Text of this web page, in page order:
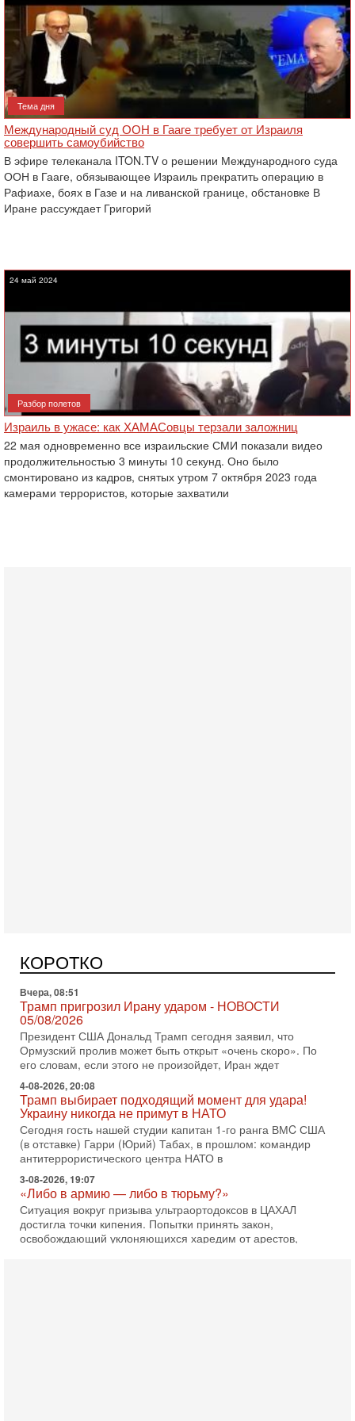
Тема дня
Международный суд ООН в Гааге требует от Израиля
совершить самоубийство
В эфире телеканала ITON.TV о решении Международного суда
ООН в Гааге, обязывающее Израиль прекратить операцию в
Рафиахе, боях в Газе и на ливанской границе, обстановке В
Иране рассуждает Григорий
24 май 2024
Разбор полетов
Израиль в ужасе: как ХАМАСовцы терзали заложниц
22 мая одновременно все израильские СМИ показали видео
продолжительностью 3 минуты 10 секунд. Оно было
смонтировано из кадров, снятых утром 7 октября 2023 года
камерами террористов, которые захватили
КОРОТКО
Израиле могут стать самыми интригующими? Биньямин
Нетаниягу снова уверенно заявляет, что победа на
Вчера, 08:51
Трамп пригрозил Ирану ударом - НОВОСТИ
05/08/2026
Президент США Дональд Трамп сегодня заявил, что
Ормузский пролив может быть открыт «очень скоро». По
его словам, если этого не произойдет, Иран ждет
4-08-2026, 20:08
Трамп выбирает подходящий момент для удара!
Украину никогда не примут в НАТО
Сегодня гость нашей студии капитан 1-го ранга ВМC США
(в отставке) Гарри (Юрий) Табах, в прошлом: командир
антитеррористического центра НАТО в
3-08-2026, 19:07
«Либо в армию — либо в тюрьму?»
Ситуация вокруг призыва ультраортодоксов в ЦАХАЛ
достигла точки кипения. Попытки принять закон,
освобождающий уклоняющихся харедим от арестов,